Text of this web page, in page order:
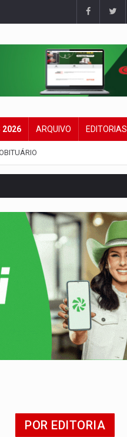
2026 ARQUIVO EDITORIAS
POR EDITORIA